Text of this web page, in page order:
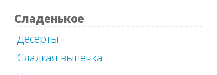
Сладенькое
Десерты
Сладкая выпечка